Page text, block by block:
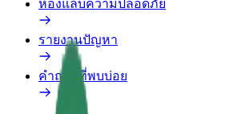
ห้องแล็บความปลอดภัย
รายงานปัญหา
คำถามที่พบบ่อย